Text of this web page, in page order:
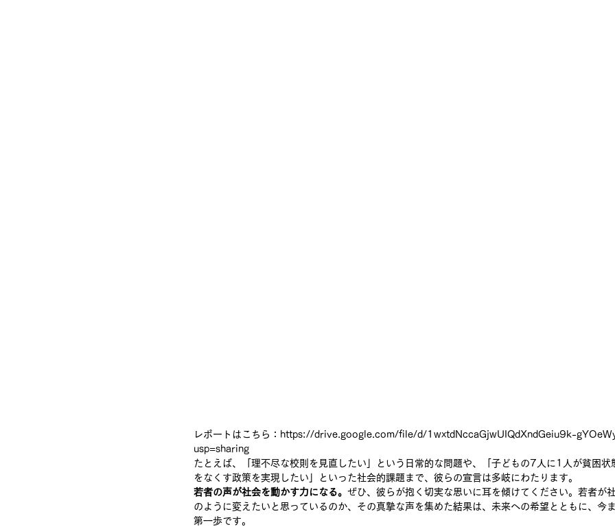
レポートはこちら： https://drive.google.com/file/d/1wxtdNccaGjwUIQdXndGeiu9k-
usp=sharing
たとえば、「理不尽な校則を見直したい」という日常的な問題や、「子どもの7人に1人が貧困状
をなくす政策を実現したい」といった社会的課題まで、彼らの宣言は多岐にわたります。
若者の声が社会を動かす力になる。 ぜひ、彼らが抱く切実な思いに耳を傾けてください。若者が
のように変えたいと思っているのか、その真摯な声を集めた結果は、未来への希望とともに、今
第一歩です。